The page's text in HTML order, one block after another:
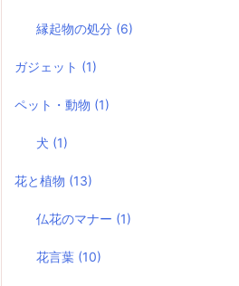
縁起物の処分 (6)
ガジェット (1)
ペット・動物 (1)
犬 (1)
花と植物 (13)
仏花のマナー (1)
花言葉 (10)